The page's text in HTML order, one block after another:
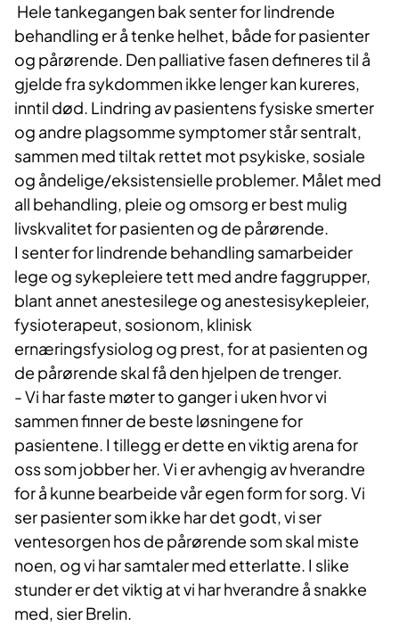
Hele tankegangen bak senter for lindrende
behandling er å tenke helhet, både for pasienter
og pårørende. Den palliative fasen defineres til å
gjelde fra sykdommen ikke lenger kan kureres,
inntil død. Lindring av pasientens fysiske smerter
og andre plagsomme symptomer står sentralt,
sammen med tiltak rettet mot psykiske, sosiale
og åndelige/eksistensielle problemer. Målet med
all behandling, pleie og omsorg er best mulig
livskvalitet for pasienten og de pårørende.
I senter for lindrende behandling samarbeider
lege og sykepleiere tett med andre faggrupper,
blant annet anestesilege og anestesisykepleier,
fysioterapeut, sosionom, klinisk
ernæringsfysiolog og prest, for at pasienten og
de pårørende skal få den hjelpen de trenger.
- Vi har faste møter to ganger i uken hvor vi
sammen finner de beste løsningene for
pasientene. I tillegg er dette en viktig arena for
oss som jobber her. Vi er avhengig av hverandre
for å kunne bearbeide vår egen form for sorg. Vi
ser pasienter som ikke har det godt, vi ser
ventesorgen hos de pårørende som skal miste
noen, og vi har samtaler med etterlatte. I slike
stunder er det viktig at vi har hverandre å snakke
med, sier Brelin.